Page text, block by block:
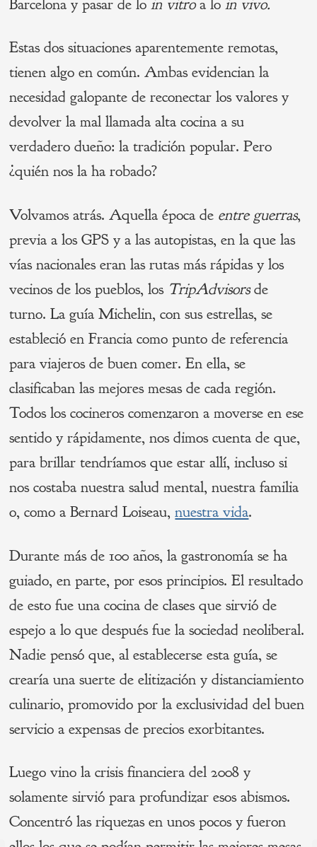
Barcelona y pasar de loin vitroa loin vivo.
Estas dos situaciones aparentemente remotas,
tienen algo en común. Ambas evidencian la
necesidad galopante de reconectar los valores y
devolver la mal llamada alta cocina a su
verdadero dueño: la tradición popular. Pero
¿quién nos la ha robado?
Volvamos atrás. Aquella época de entre guerras,
previa a los GPS y a las autopistas, en la que las
vías nacionales eran las rutas más rápidas y los
vecinos de los pueblos, los TripAdvisorsde
turno. La guía Michelin, con sus estrellas, se
estableció en Francia como punto de referencia
para viajeros de buen comer. En ella, se
clasificaban las mejores mesas de cada región.
Todos los cocineros comenzaron a moverse en ese
sentido y rápidamente, nos dimos cuenta de que,
para brillar tendríamos que estar allí, incluso si
nos costaba nuestra salud mental, nuestra familia
o, como a Bernard Loiseau,nuestra vida.
Durante más de 100 años, la gastronomía se ha
guiado, en parte, por esos principios. El resultado
de esto fue una cocina de clases que sirvió de
espejo a lo que después fue la sociedad neoliberal.
Nadie pensó que, al establecerse esta guía, se
crearía una suerte de elitización y distanciamiento
culinario, promovido por la exclusividad del buen
servicio a expensas de precios exorbitantes.
Luego vino la crisis financiera del 2008 y
solamente sirvió para profundizar esos abismos.
Concentró las riquezas en unos pocos y fueron